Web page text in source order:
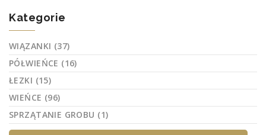
Kategorie
WIĄZANKI (37)
PÓŁWIEŃCE (16)
ŁEZKI (15)
WIEŃCE (96)
SPRZĄTANIE GROBU (1)